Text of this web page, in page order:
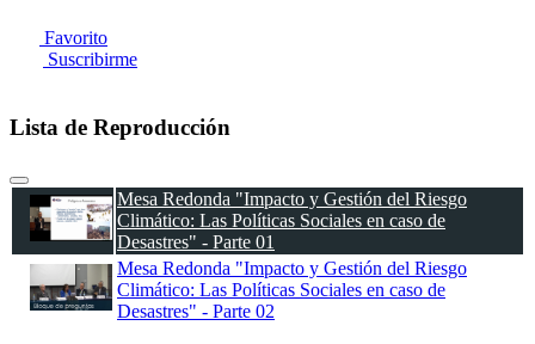
Favorito
Suscribirme
Lista de Reproducción
Mesa Redonda "Impacto y Gestión del Riesgo
Climático: Las Políticas Sociales en caso de
Desastres" - Parte 01
Mesa Redonda "Impacto y Gestión del Riesgo
Climático: Las Políticas Sociales en caso de
Desastres" - Parte 02